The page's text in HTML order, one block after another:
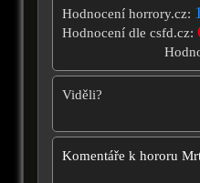
Hodnocení horrory.cz:
Hodnocení dle csfd.cz:
Viděli?
Komentáře k hororu